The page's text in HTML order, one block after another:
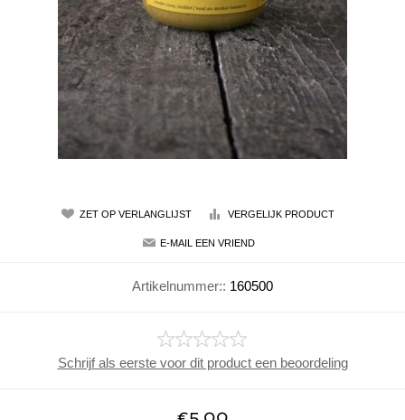
Artikelnummer:: 160500
Schrijf als eerste voor dit product een beoordeling